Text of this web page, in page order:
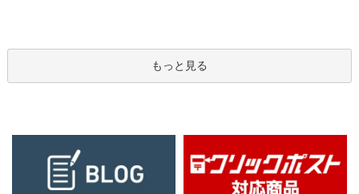
もっと見る